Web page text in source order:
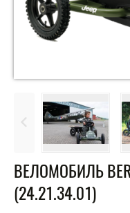
ВЕЛОМОБИЛЬ
(24.21.34.01)